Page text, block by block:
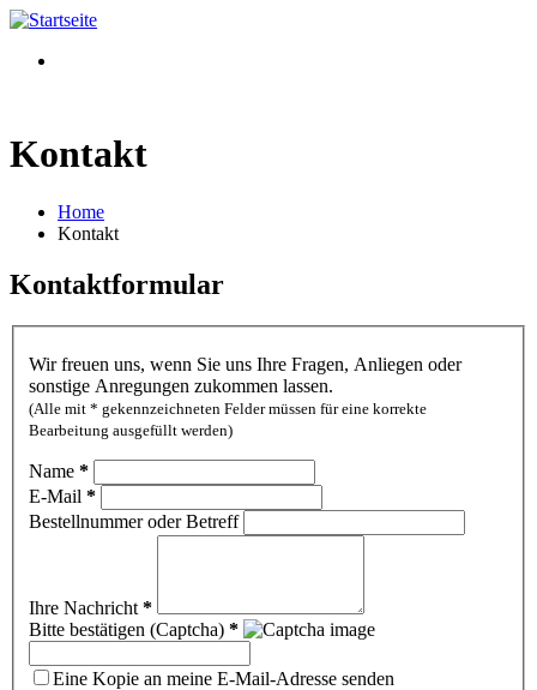
Kontakt
Home
Kontakt
Kontaktformular
Wir freuen uns, wenn Sie uns Ihre Fragen, Anliegen oder
sonstige Anregungen zukommen lassen.
(Alle mit * gekennzeichneten Felder müssen für eine korrekte
Bearbeitung ausgefüllt werden)
Name *
E-Mail *
Bestellnummer oder Betreff
Ihre Nachricht *
Bitte bestätigen (Captcha) *
Eine Kopie an meine E-Mail-Adresse senden